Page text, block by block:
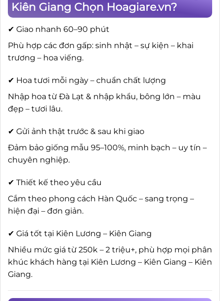
Kiên Giang Chọn Hoagiare.vn?
✔ Giao nhanh 60–90 phút
Phù hợp các đơn gấp: sinh nhật – sự kiện – khai
trương – hoa viếng.
✔ Hoa tươi mỗi ngày – chuẩn chất lượng
Nhập hoa từ Đà Lạt & nhập khẩu, bông lớn – màu
đẹp – tươi lâu.
✔ Gửi ảnh thật trước & sau khi giao
Đảm bảo giống mẫu 95–100%, minh bạch – uy tín –
chuyên nghiệp.
✔ Thiết kế theo yêu cầu
Cắm theo phong cách Hàn Quốc – sang trọng –
hiện đại – đơn giản.
✔ Giá tốt tại Kiên Lương – Kiên Giang
Nhiều mức giá từ 250k – 2 triệu+, phù hợp mọi phân
khúc khách hàng tại Kiên Lương – Kiên Giang – Kiên
Giang.